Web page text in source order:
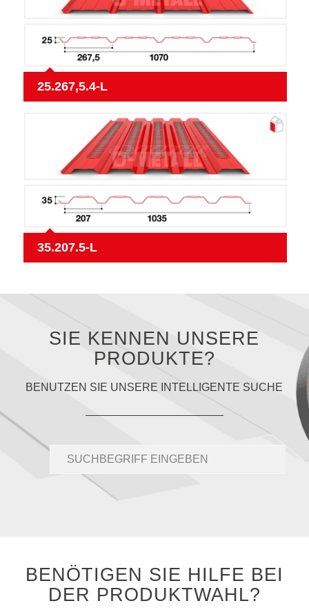
25.267,5.4-L
35.207.5-L
SIE KENNEN UNSERE
PRODUKTE?
BENUTZEN SIE UNSERE INTELLIGENTE SUCHE
BENÖTIGEN SIE HILFE BEI
DER PRODUKTWAHL?